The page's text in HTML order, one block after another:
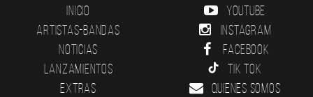
Inicio
Artistas-Bandas
Noticias
Lanzamientos
Extras
YouTube
Instagram
Facebook
Tik Tok
Quienes somos